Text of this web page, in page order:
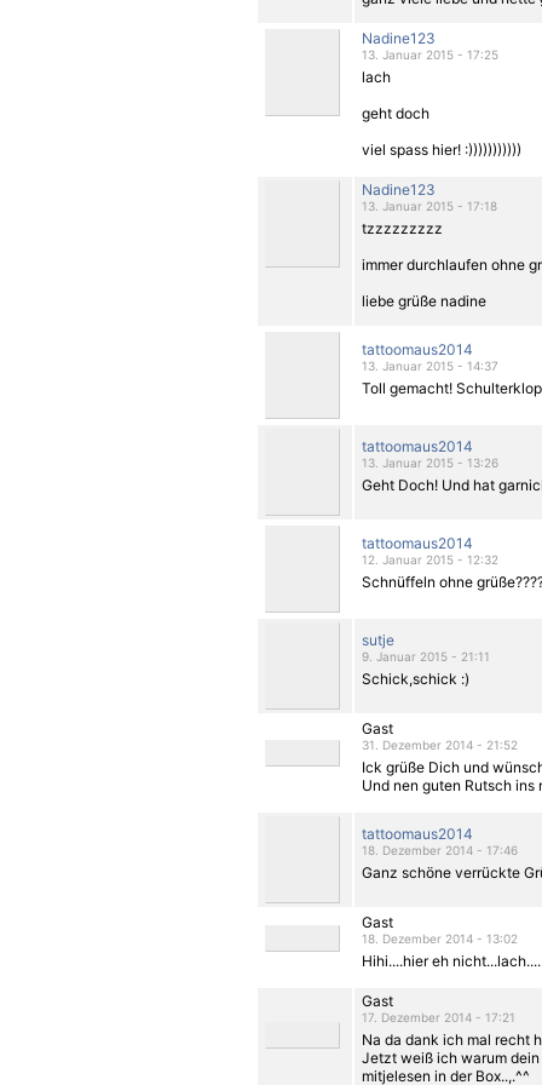
Nadine123
13. Januar 2015 - 17:25
lach
geht doch
viel spass hier! :)))))))))))
Nadine123
13. Januar 2015 - 17:18
tzzzzzzzzz
immer durchlaufen ohne
liebe grüße nadine
tattoomaus2014
13. Januar 2015 - 14:37
Toll gemacht!
tattoomaus2014
13. Januar 2015 - 13:26
Geht Doch! Und hat
tattoomaus2014
12. Januar 2015 - 12:32
Schnüffeln ohne
sutje
9. Januar 2015 - 21:11
Schick,schick :)
Gast
31. Dezember 2014 - 21:52
Ick grüße Dich und
Und nen guten Rutsch
tattoomaus2014
18. Dezember 2014 - 17:46
Ganz schöne verrückte
Gast
18. Dezember 2014 - 13:02
Hihi....hier eh nicht...lach....
Gast
17. Dezember 2014 - 17:21
Na da dank ich mal recht
Jetzt weiß ich warum dein
mitjelesen in der Box..,.^^